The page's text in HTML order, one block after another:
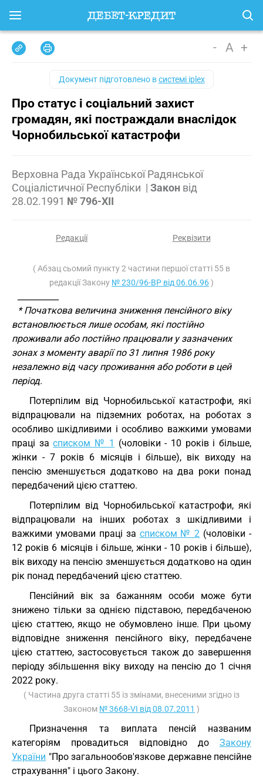
- A +
Документ підготовлено всистемі iplex
Про статус і соціальний захист
громадян, які постраждали внаслідок
Чорнобильської катастрофи
Верховна Рада Української Радянської
Соціалістичної Республіки | Закон від
28.02.1991 № 796-XII
Редакції Реквізити
( Абзац сьомий пункту 2 частини першої статті 55 в
редакції Закону № 230/96-ВР від 06.06.96)
* Початкова величина зниження пенсійного віку
встановлюється лише особам, які постійно
проживали або постійно працювали у зазначених
зонах з моменту аварії по 31 липня 1986 року
незалежно від часу проживання або роботи в цей
період.
Потерпілим від Чорнобильської катастрофи, які
відпрацювали на підземних роботах, на роботах з
особливо шкідливими і особливо важкими умовами
праці засписком № 1 (чоловіки - 10 років і більше,
жінки - 7 років 6 місяців і більше), вік виходу на
пенсію зменшується додатково на два роки понад
передбачений цією статтею.
Потерпілим від Чорнобильської катастрофи, які
відпрацювали на інших роботах з шкідливими і
важкими умовами праці за списком № 2 (чоловіки -
12 років 6 місяців і більше, жінки - 10 років і більше),
вік виходу на пенсію зменшується додатково на один
рік понад передбачений цією статтею.
Пенсійний вік за бажанням особи може бути
знижено тільки за однією підставою, передбаченою
цією статтею, якщо не обумовлено інше. При цьому
відповідне зниження пенсійного віку, передбачене
цією статтею, застосовується також до завершення
періоду збільшення віку виходу на пенсію до 1 січня
2022 року.
( Частина друга статті 55 із змінами, внесеними згідно із
Законом № 3668-VI від 08.07.2011 )
Призначення та виплата пенсій названим
категоріям провадиться відповідно до Закону
України "Про загальнообов'язкове державне пенсійне
страхування" і цього Закону.